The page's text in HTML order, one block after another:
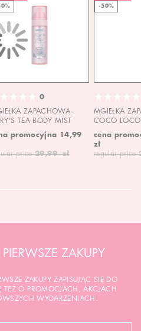
0
ZAPACHOWA -
TEA BODY MIST
promocyjna 14,99
price 29,99 zł
-50%
MGIEŁKA
COCO
cena
zł
regular price
ZAKUPY
ZAKUPY ZAPISUJĄC SIĘ DO
TEŻ O PROMOCJACH, AKCJACH
WYDARZENIACH.